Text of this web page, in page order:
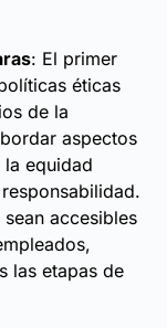
: El primer
éticas
de la
aspectos
equidad
accesibles
las etapas de